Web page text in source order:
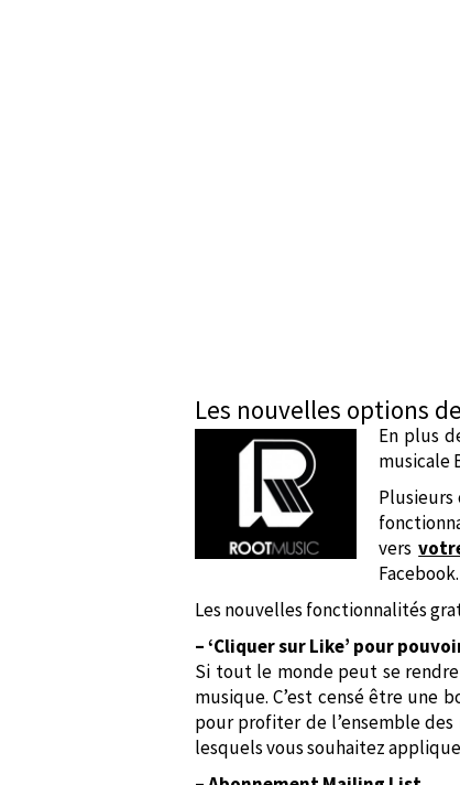
Les nouvelles options
En plus
musicale
Plusieurs
vers
Facebook.
Les nouvelles fonctionnalités
– ‘Cliquer sur Like’ pour
Si tout le monde peut se
musique. C’est censé être une
pour profiter de l’ensemble
lesquels vous souhaitez